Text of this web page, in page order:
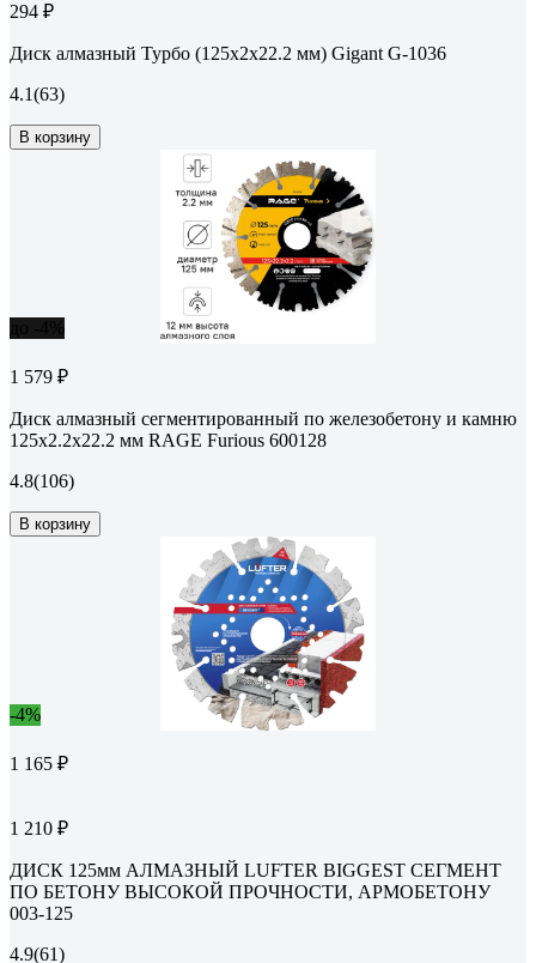
294 ₽
Диск алмазный Турбо (125x2x22.2 мм) Gigant G-1036
4.1(63)
В корзину
1 579 ₽
Диск алмазный сегментированный по железобетону и камню
125х2.2х22.2 мм RAGE Furious 600128
4.8(106)
В корзину
-4%
1 165 ₽
1 210 ₽
ДИСК 125мм АЛМАЗНЫЙ LUFTER BIGGEST СЕГМЕНТ
ПО БЕТОНУ ВЫСОКОЙ ПРОЧНОСТИ, АРМОБЕТОНУ
003-125
4.9(61)